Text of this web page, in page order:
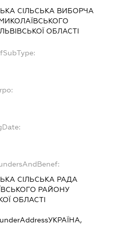
СІЛЬСЬКА ВИБОРЧА
ОБЛАСТІ
СІЛЬСЬКА РАДА
РАЙОНУ
ОБЛАСТІ
УКРАЇНА,